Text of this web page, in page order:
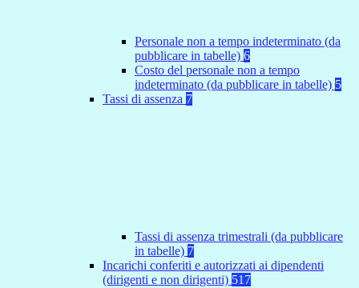
Personale non a tempo indeterminato (da
pubblicare in tabelle) 6
Costo del personale non a tempo
indeterminato (da pubblicare in tabelle) 5
Tassi di assenza 7
Tassi di assenza trimestrali (da pubblicare
in tabelle) 7
Incarichi conferiti e autorizzati ai dipendenti
(dirigenti e non dirigenti) 517